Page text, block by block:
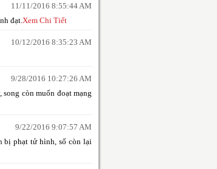
11/11/2016 8:55:44 AM
đạt.Xem Chi Tiết
10/12/2016 8:35:23 AM
9/28/2016 10:27:26 AM
còn muốn đoạt mạng
9/22/2016 9:07:57 AM
bị phạt tử hình, số còn lại